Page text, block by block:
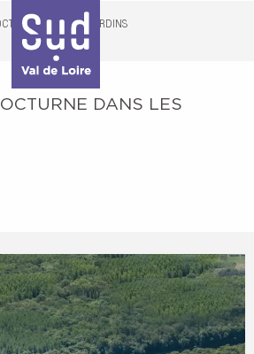
DANS LES JARDINS
DANS LES